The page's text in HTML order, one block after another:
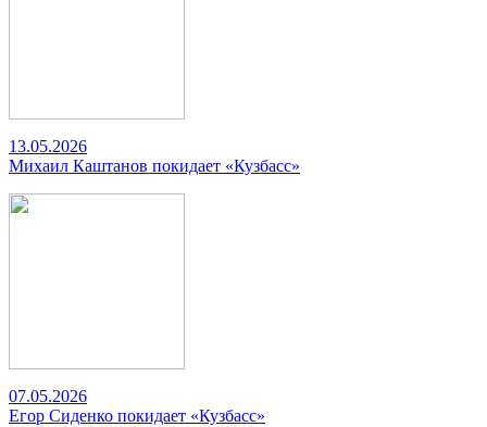
13.05.2026
Михаил Каштанов покидает «Кузбасс»
07.05.2026
Егор Сиденко покидает «Кузбасс»